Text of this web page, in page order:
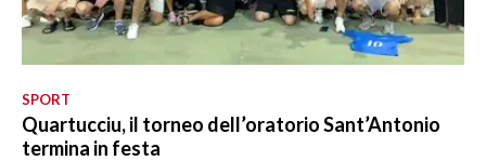
SPORT
Quartucciu, il torneo dell’oratorio Sant’Antonio
termina in festa